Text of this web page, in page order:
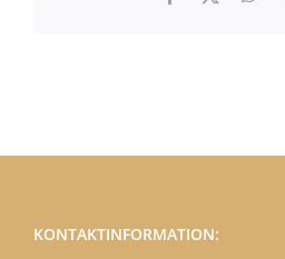
KONTAKTINFORMATION: